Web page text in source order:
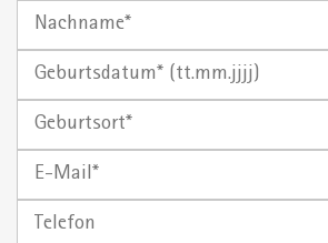
Nachname
Geburtsdatum*
Geburtsort
Telefon